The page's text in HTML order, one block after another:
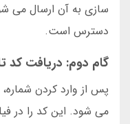
سازی به آن ارسال می
دسترس است.
گام دوم: دریافت کد
می شود. این کد را در